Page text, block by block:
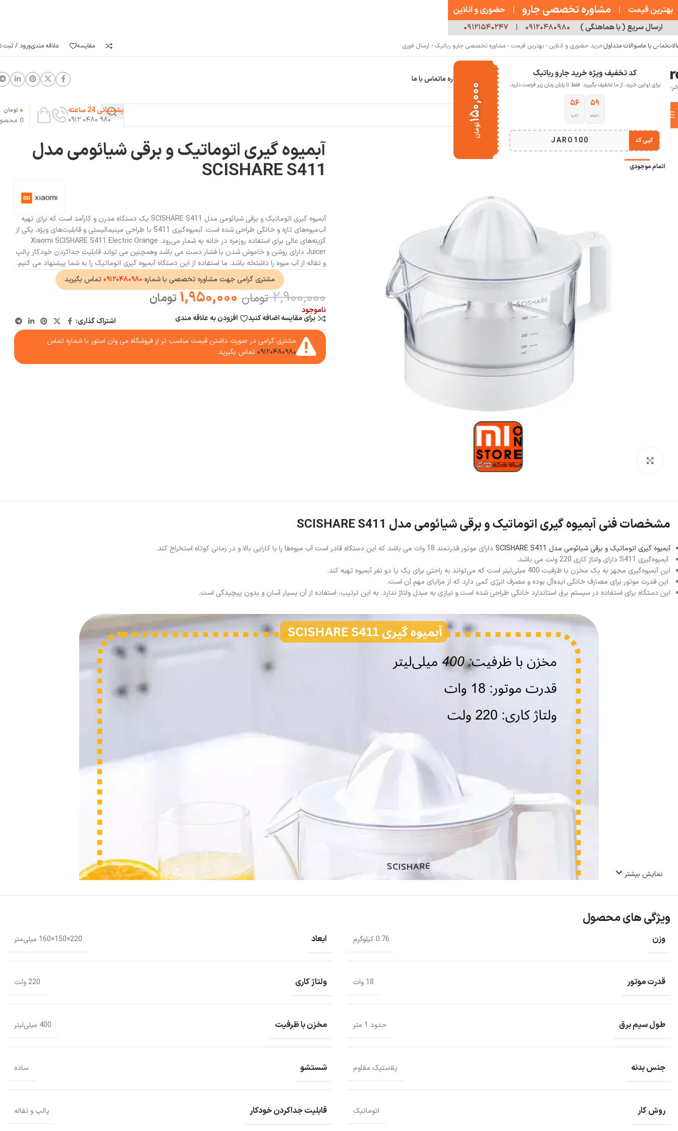
کد تخفیف ویژه خرید جارو رباتیک
برای اولین خرید، از ما تخفیف بگیرید. فقط تا پایان زمان زیر فرصت دارید:
۵۹
دقیقه
۵۵
ثانیه
JARO100 کپی کد
۱۵۰,۰۰۰
تومان
تماس با ماسوالات متداولخرید حضوری و انلاین - بهترین قیمت - مشاوره تخصصی جارو رباتیک - ارسال فوری مقایسه علاقه مندیورود / ثبت
خانه جارو رباتیک درباره ماتماس با ما
انتخاب دسته بندی
پشتیبانی 24 ساعته
۹۸۰ ۰۴۸۰ ۰۹۱۲
0
0 تومان
خانه لوازم نوشیدنی آبمیوه گیری اتوماتیک و برقی شیائومی مدل SCISHARE S411
-33%
اتمام موجودی
آبمیوه گیری اتوماتیک و برقی شیائومی مدل
SCISHARE S411
آبمیوه گیری اتوماتیک و برقی شیائومی مدل SCISHARE S411 یک دستگاه مدرن و کارآمد است که برای تهیه
آب‌میوه‌های تازه و خانگی طراحی شده است. آبمیوه‌گیری S411 با طراحی مینیمالیستی و قابلیت‌های ویژه، یکی از
گزینه‌های عالی برای استفاده روزمره در خانه به شمار می‌رود. Xiaomi SCISHARE S411 Electric Orange
Juicer دارای روشن و خاموش شدن با فشار دست می باشد وهمچنین می تواند قابلیت جداکردن خودکار پالپ
و تفاله از آب میوه را داشتخه باشد. ما استفاده از این دستگاه آبمیوه گیری اتوماتیک را به شما پیشنهاد می کنیم.
مشتری گرامی جهت مشاوره تخصصی با شماره ۰۹۱۲۰۴۸۰۹۸۰ تماس بگیرید
2,900,000 تومان 1,950,000 تومان
ناموجود
برای مقایسه اضافه کنید افزودن به علاقه مندی
اشتراک گذاری:
مشتری گرامی در صورت داشتن قیمت مناسب تر از فروشگاه می وان استور با شماره تماس
۰۹۱۲۰۴۸۰۹۸۰ تماس بگیرید
مشخصات فنی آبمیوه گیری اتوماتیک و برقی شیائومی مدل SCISHARE S411
آبمیوه گیری اتوماتیک و برقی شیائومی مدل SCISHARE S411
دارای موتور قدرتمند 18 وات می باشد که این دستگاه قادر است آب میوه‌ها را با کارایی بالا و در زمانی کوتاه استخراج کند.
آبمیوه‌گیری S411 دارای ولتاژ کاری 220 ولت می باشد.
این آبمیوه‌گیری مجهز به یک مخزن با ظرفیت 400 میلی‌لیتر است که می‌تواند به راحتی برای یک یا دو نفر آبمیوه تهیه کند.
این قدرت موتور برای مصارف خانگی ایده‌آل بوده و مصرف انرژی کمی دارد که از مزایای مهم آن است.
این دستگاه برای استفاده در سیستم برق استاندارد خانگی طراحی شده است و نیازی به مبدل ولتاژ ندارد. به این ترتیب، استفاده از آن بسیار آسان و بدون پیچیدگی است.
نمایش بیشتر
ویژگی های محصول
وزن 0.76 کیلوگرم ابعاد 220×150×160 میلی‌متر
قدرت موتور 18 وات ولتاژ کاری 220 ولت
طول سیم برق حدود 1 متر مخزن با ظرفیت 400 میلی‌لیتر
جنس بدنه پلاستیک مقاوم شستشو ساده
روش کار اتوماتیک قابلیت جداکردن خودکار پالپ و تفاله
بهترین قیمت | مشاوره تخصصی جارو | حضوری و آنلاین
ارسال سریع ( با هماهنگی ) ۰۹۱۲۰۴۸۰۹۸۰ | ۰۹۱۲۱۵۴۰۲۴۷